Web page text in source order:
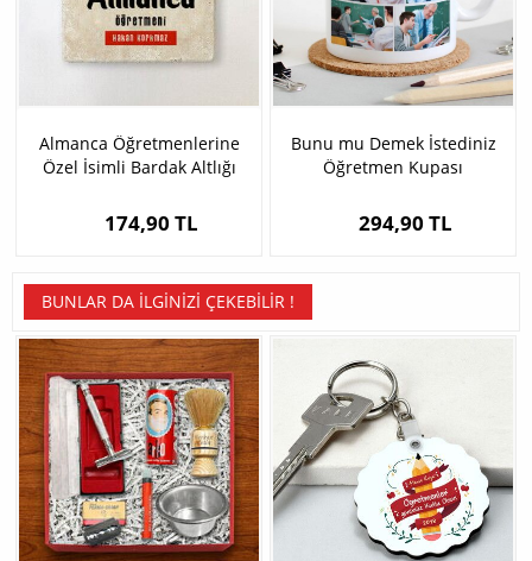
Almanca Öğretmenlerine
Özel İsimli Bardak Altlığı
174,90 TL
Bunu mu Demek İstediniz
Öğretmen Kupası
294,90 TL
BUNLAR DA İLGINIZI ÇEKEBILIR !